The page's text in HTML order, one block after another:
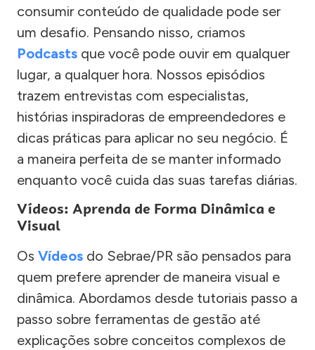
consumir conteúdo de qualidade pode ser
um desafio. Pensando nisso, criamos
Podcasts que você pode ouvir em qualquer
lugar, a qualquer hora. Nossos episódios
trazem entrevistas com especialistas,
histórias inspiradoras de empreendedores e
dicas práticas para aplicar no seu negócio. É
a maneira perfeita de se manter informado
enquanto você cuida das suas tarefas diárias.
Vídeos: Aprenda de Forma Dinâmica e
Visual
Os Vídeos do Sebrae/PR são pensados para
quem prefere aprender de maneira visual e
dinâmica. Abordamos desde tutoriais passo a
passo sobre ferramentas de gestão até
explicações sobre conceitos complexos de